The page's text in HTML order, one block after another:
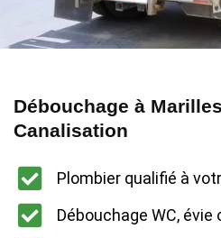
Débouchage à
Canalisation
Plombier qualifié à
Débouchage WC, évie